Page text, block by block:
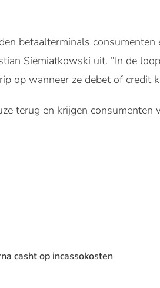
betaalterminals consumenten
Siemiatkowski uit. “In de
op wanneer ze debet of credit
terug en krijgen consumenten
casht op incassokosten